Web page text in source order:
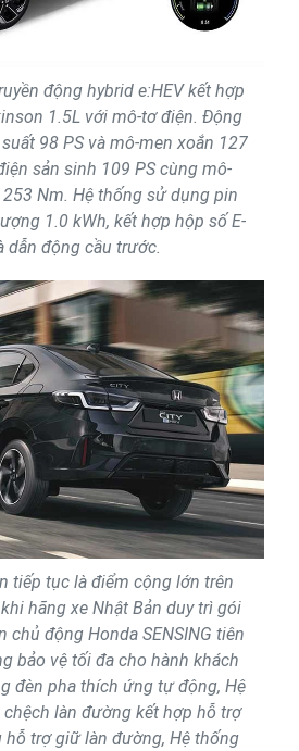
động hybrid e:HEV kết hợp
1.5L với mô-tơ điện. Động
98 PS và mô-men xoắn 127
sản sinh 109 PS cùng mô-
Nm. Hệ thống sử dụng pin
1.0 kWh, kết hợp hộp số E-
dẫn động cầu trước.
tiếp tục là điểm cộng lớn trên
hãng xe Nhật Bản duy trì gói
chủ động Honda SENSING tiên
bảo vệ tối đa cho hành khách
đèn pha thích ứng tự động, Hệ
làn đường kết hợp hỗ trợ
hỗ trợ giữ làn đường, Hệ thống